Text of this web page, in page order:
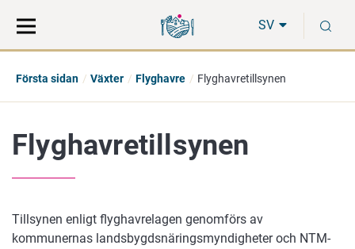
direkt
till
på
hela
SV
Första sidan Växter Flyghavre Flyghavretillsynen
Flyghavretillsynen
Tillsynen enligt flyghavrelagen genomförs av
kommunernas landsbygdsnäringsmyndigheter och NTM-